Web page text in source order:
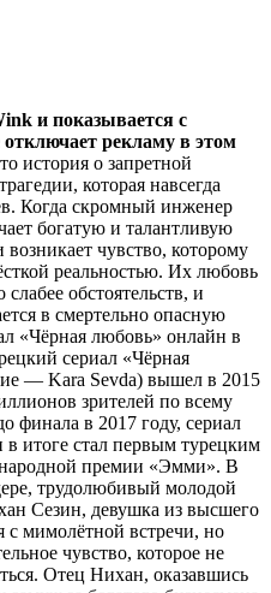
и показывается с
рекламу в этом
история о запретной
которая навсегда
Когда скромный инженер
богатую и талантливую
чувство, которому
реальностью. Их любовь
обстоятельств, и
в смертельно опасную
«Чёрная любовь» онлайн в
сериал «Чёрная
— Kara Sevda) вышел в 2015
зрителей по всему
финала в 2017 году, сериал
итоге стал первым турецким
премии «Эмми». В
трудолюбивый молодой
Сезин, девушка из высшего
с мимолётной встречи, но
чувство, которое не
Отец Нихан, оказавшись